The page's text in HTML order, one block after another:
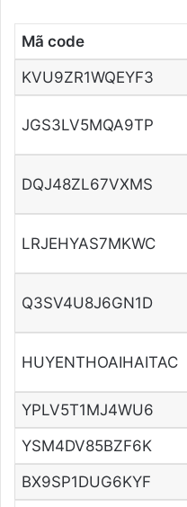
Mã code
KVU9ZR1WQEYF3
JGS3LV5MQA9TP
DQJ48ZL67VXMS
LRJEHYAS7MKWC
Q3SV4U8J6GN1D
HUYENTHOAIHAITAC
YPLV5T1MJ4WU6
YSM4DV85BZF6K
BX9SP1DUG6KYF